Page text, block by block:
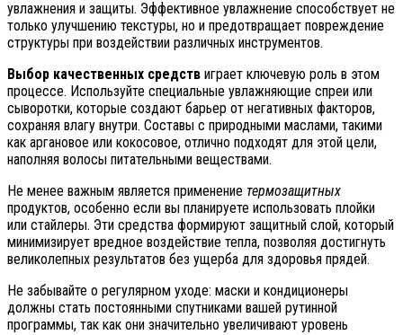
увлажнения и защиты. Эффективное увлажнение способствует не
только улучшению текстуры, но и предотвращает повреждение
структуры при воздействии различных инструментов.
Выбор качественных средств играет ключевую роль в этом
процессе. Используйте специальные увлажняющие спреи или
сыворотки, которые создают барьер от негативных факторов,
сохраняя влагу внутри. Составы с природными маслами, такими
как аргановое или кокосовое, отлично подходят для этой цели,
наполняя волосы питательными веществами.
Не менее важным является применение термозащитных
продуктов, особенно если вы планируете использовать плойки
или стайлеры. Эти средства формируют защитный слой, который
минимизирует вредное воздействие тепла, позволяя достигнуть
великолепных результатов без ущерба для здоровья прядей.
Не забывайте о регулярном уходе: маски и кондиционеры
должны стать постоянными спутниками вашей рутинной
программы, так как они значительно увеличивают уровень